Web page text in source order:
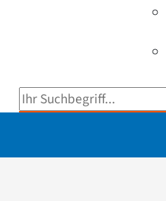
Suchbegriff eingeben